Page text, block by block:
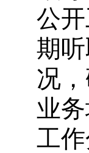
公
期
况
业
工